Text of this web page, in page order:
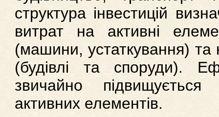
структура інвестицій
витрат на активні
(машини, устаткування) та
(будівлі та споруди).
звичайно
активних елементів.